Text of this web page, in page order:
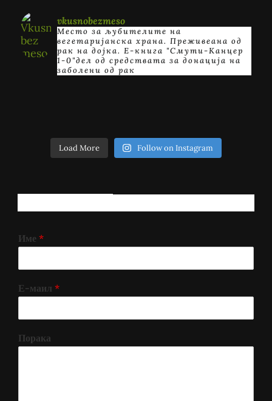
vkusnobezmeso
Место за љубителите на
вегетаријанска храна. Преживеана од
рак на дојка. E-книга "Смути-Канцер
1-0"дел од средствата за донација на
заболени од рак
Load More Follow on Instagram
Име *
Е-маил *
Порака